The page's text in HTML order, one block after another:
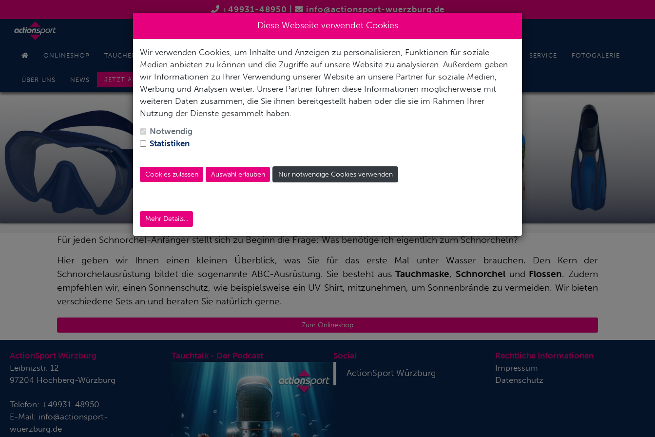
+49931-48950 info@actionsport-wuerzburg.de
ONLINESHOP TAUCHEN SCHNORCHELN RETTUNGSSCHWIMMER SUP SKIFAHREN LANGLAUF REISEN UND EVENTS SERVICE FOTOGALERIE
ÜBER UNS NEWS JETZT ANFRAGEN
SCHNORCHELAUSRÜSTUNG
Für jeden Schnorchel-Anfänger stellt sich zu Beginn die Frage: Was benötige ich eigentlich zum Schnorcheln?
Hier geben wir Ihnen einen kleinen Überblick, was Sie für das erste Mal unter Wasser brauchen. Den Kern der
Schnorchelausrüstung bildet die sogenannte ABC-Ausrüstung. Sie besteht ausTauchmaske, Schnorchel und Flossen. Zudem
empfehlen wir, einen Sonnenschutz, wie beispielsweise ein UV-Shirt, mitzunehmen, um Sonnenbrände zu vermeiden. Wir bieten
verschiedene Sets an und beraten Sie natürlich gerne.
Zum Onlineshop
ActionSport Würzburg
Leibnizstr. 12
97204 Höchberg-Würzburg
Telefon: +49931-48950
E-Mail: info@actionsport-
wuerzburg.de
Tauchtalk - Der Podcast Social
ActionSport Würzburg
Rechtliche Informationen
Impressum
Datenschutz
Diese Webseite verwendet Cookies
Wir verwenden Cookies, um Inhalte und Anzeigen zu personalisieren, Funktionen für soziale
Medien anbieten zu können und die Zugriffe auf unsere Website zu analysieren. Außerdem geben
wir Informationen zu Ihrer Verwendung unserer Website an unsere Partner für soziale Medien,
Werbung und Analysen weiter. Unsere Partner führen diese Informationen möglicherweise mit
weiteren Daten zusammen, die Sie ihnen bereitgestellt haben oder die sie im Rahmen Ihrer
Nutzung der Dienste gesammelt haben.
Notwendig
Statistiken
Cookies zulassen Auswahl erlauben Nur notwendige Cookies verwenden
Mehr Details...